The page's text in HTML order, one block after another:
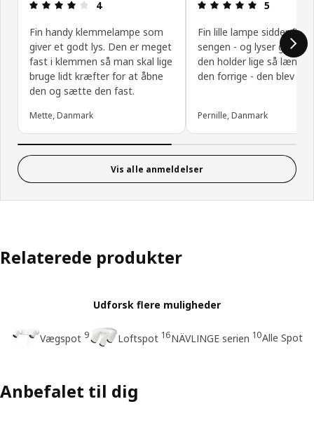
Anmeldelse: 4 Ud af 5 Stjerner.
4
Fin handy klemmelampe som
giver et godt lys. Den er meget
fast i klemmen så man skal lige
bruge lidt kræfter for at åbne
den og sætte den fast.
Mette, Danmark
5
Fin lille lampe sidder fint
sengen - og lyser godt -
den holder lige så længe
den forrige - den blev 10
Pernille, Danmark
Vis alle anmeldelser
Relaterede produkter
Udforsk flere muligheder
Vægspot 9 Loftspot 16NÄVLINGE serien 10Alle Spot
Anbefalet til dig